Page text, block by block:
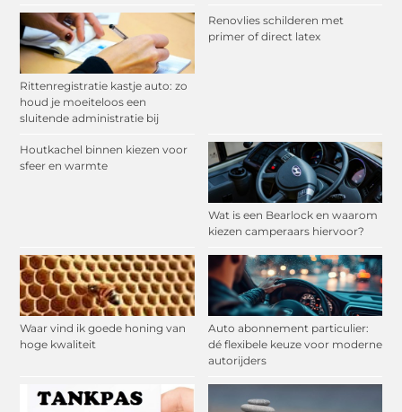
Rittenregistratie kastje auto: zo
houd je moeiteloos een
sluitende administratie bij
Renovlies schilderen met
primer of direct latex
Houtkachel binnen kiezen voor
sfeer en warmte
Wat is een Bearlock en waarom
kiezen camperaars hiervoor?
Waar vind ik goede honing van
hoge kwaliteit
Auto abonnement particulier:
dé flexibele keuze voor moderne
autorijders